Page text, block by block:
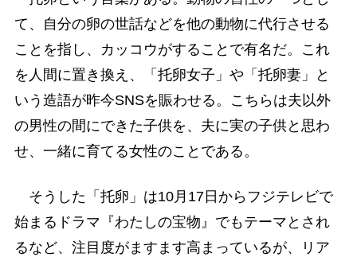
て、自分の卵の世話などを他の動物に代行させる
ことを指し、カッコウがすることで有名だ。これ
を人間に置き換え、「托卵女子」や「托卵妻」と
いう造語が昨今SNSを賑わせる。こちらは夫以外
の男性の間にできた子供を、夫に実の子供と思わ
せ、一緒に育てる女性のことである。
そうした「托卵」は10月17日からフジテレビで
始まるドラマ『わたしの宝物』でもテーマとされ
るなど、注目度がますます高まっているが、リア